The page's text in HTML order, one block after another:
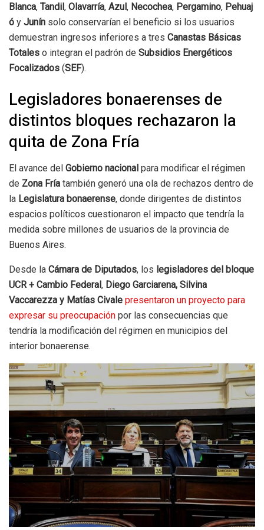
Blanca, Tandil, Olavarría, Azul, Necochea, Pergamino, Pehuaj
ó y Junín solo conservarían el beneficio si los usuarios
demuestran ingresos inferiores a tres Canastas Básicas
Totales o integran el padrón de Subsidios Energéticos
Focalizados (SEF).
Legisladores bonaerenses de
distintos bloques rechazaron la
quita de Zona Fría
El avance del Gobierno nacional para modificar el régimen
de Zona Fría también generó una ola de rechazos dentro de
la Legislatura bonaerense, donde dirigentes de distintos
espacios políticos cuestionaron el impacto que tendría la
medida sobre millones de usuarios de la provincia de
Buenos Aires.
Desde la Cámara de Diputados, los legisladores del bloque
UCR + Cambio Federal, Diego Garciarena, Silvina
Vaccarezza y Matías Civale presentaron un proyecto para
expresar su preocupación por las consecuencias que
tendría la modificación del régimen en municipios del
interior bonaerense.